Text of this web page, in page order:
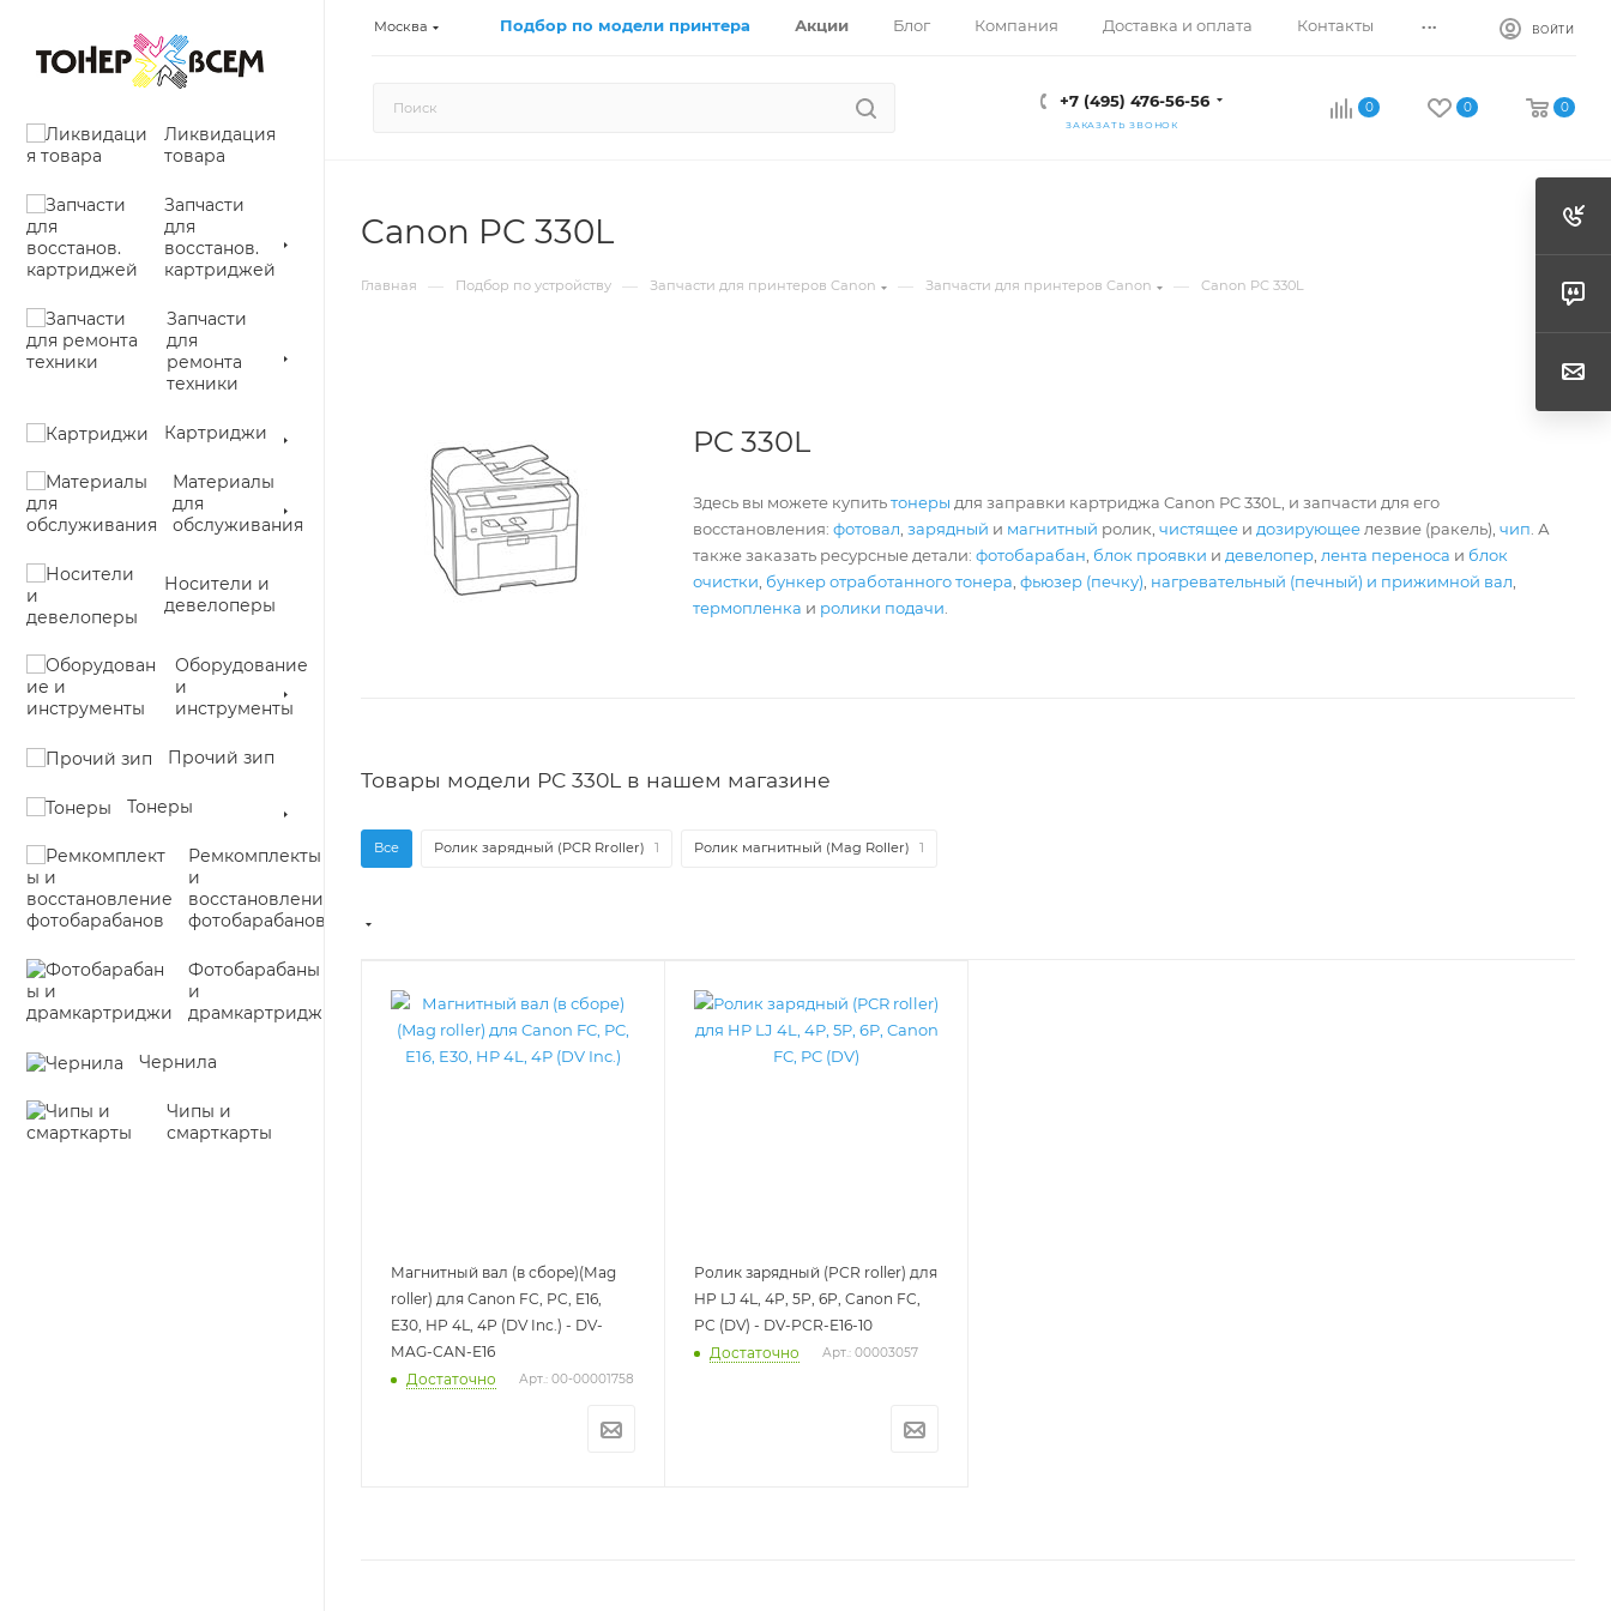
Москва Подбор по модели принтера Акции Блог Компания Доставка и оплата Контакты ... ВОЙТИ
+7 (495) 476-56-56
ЗАКАЗАТЬ ЗВОНОК
0 0 0
Ликвидация
товара
Запчасти
для
восстанов.
картриджей
Запчасти
для
ремонта
техники
Картриджи
Материалы
для
обслуживания
Носители и
девелоперы
Оборудование
и
инструменты
Прочий зип
Тонеры
Ремкомплекты
и
восстановление
фотобарабанов
Фотобарабаны
и
драмкартриджи
Чернила
Чипы и
смарткарты
Canon PC 330L
Главная — Подбор по устройству — Запчасти для принтеров Canon — Запчасти для принтеров Canon — Canon PC 330L
PC 330L
Здесь вы можете купитьтонеры для заправки картриджа Canon PC 330L, и запчасти для его
восстановления:фотовал ,зарядный и магнитный ролик,чистящее и дозирующее лезвие (ракель),чип . А
также заказать ресурсные детали:фотобарабан блок проявки и девелопер лента переноса и блок
очистки бункер отработанного тонера ,фьюзер (печку) нагревательный (печный) и прижимной вал
термопленка и ролики подачи
Товары модели PC 330L в нашем магазине
Все Ролик зарядный (PCR Rroller) 1 Ролик магнитный (Mag Roller) 1
Магнитный вал (в сборе)(Mag
roller) для Canon FC, PC, E16,
E30, HP 4L, 4P (DV Inc.) - DV-
MAG-CAN-E16
Достаточно
Арт.: 00-00001758
Ролик зарядный (PCR roller) для
HP LJ 4L, 4P, 5P, 6P, Canon FC,
PC (DV) - DV-PCR-E16-10
Достаточно
Арт.: 00003057